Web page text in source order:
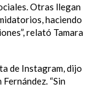
Otras llegan
haciendo
relató Tamara
de Instagram, dijo
“Sin